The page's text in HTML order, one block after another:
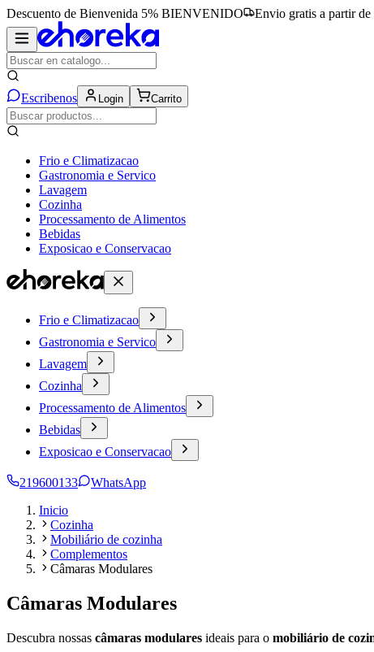
Descuento de Bienvenida 5% BIENVENIDO Envio gratis a partir de
Escribenos Login Carrito
Frio e Climatizacao
Gastronomia e Servico
Lavagem
Cozinha
Processamento de Alimentos
Bebidas
Exposicao e Conservacao
Frio e Climatizacao
Gastronomia e Servico
Lavagem
Cozinha
Processamento de Alimentos
Bebidas
Exposicao e Conservacao
219600133
WhatsApp
Inicio
Cozinha
Mobiliário de cozinha
Complementos
Câmaras Modulares
Câmaras Modulares
Descubra nossas câmaras modulares ideais para o mobiliário de